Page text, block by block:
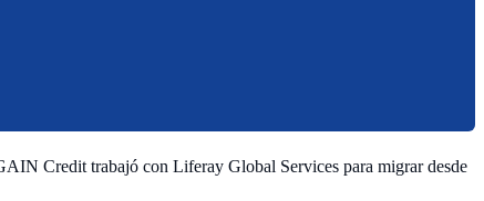
Credit trabajó con Liferay Global Services para migrar desde